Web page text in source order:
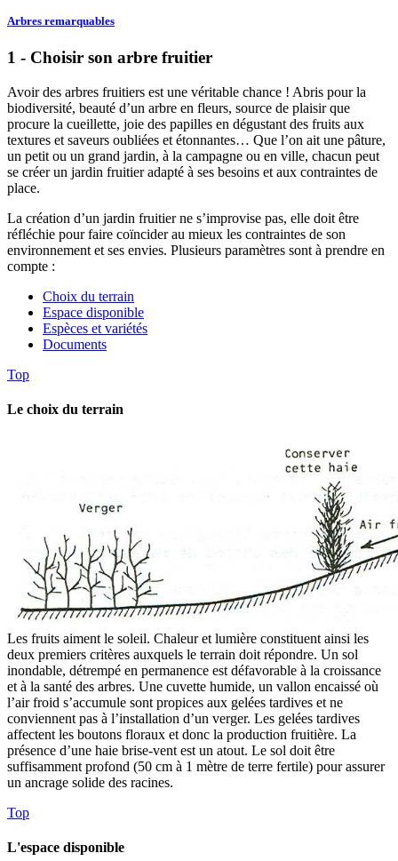
Arbres remarquables
1 - Choisir son arbre fruitier
Avoir des arbres fruitiers est une véritable chance ! Abris pour la
biodiversité, beauté d’un arbre en fleurs, source de plaisir que
procure la cueillette, joie des papilles en dégustant des fruits aux
textures et saveurs oubliées et étonnantes… Que l’on ait une pâture,
un petit ou un grand jardin, à la campagne ou en ville, chacun peut
se créer un jardin fruitier adapté à ses besoins et aux contraintes de
place.
La création d’un jardin fruitier ne s’improvise pas, elle doit être
réfléchie pour faire coïncider au mieux les contraintes de son
environnement et ses envies. Plusieurs paramètres sont à prendre en
compte :
Choix du terrain
Espace disponible
Espèces et variétés
Documents
Top
Le choix du terrain
Les fruits aiment le soleil. Chaleur et lumière constituent ainsi les
deux premiers critères auxquels le terrain doit répondre. Un sol
inondable, détrempé en permanence est défavorable à la croissance
et à la santé des arbres. Une cuvette humide, un vallon encaissé où
l’air froid s’accumule sont propices aux gelées tardives et ne
conviennent pas à l’installation d’un verger. Les gelées tardives
affectent les boutons floraux et donc la production fruitière. La
présence d’une haie brise-vent est un atout. Le sol doit être
suffisamment profond (50 cm à 1 mètre de terre fertile) pour assurer
un ancrage solide des racines.
Top
L'espace disponible